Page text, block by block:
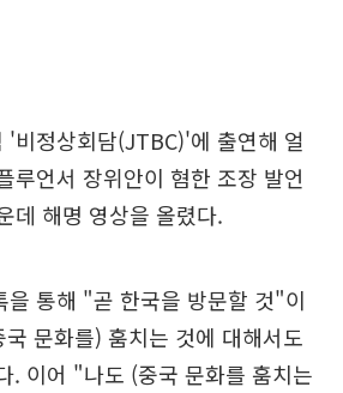
'비정상회담(JTBC)'에 출연해 얼
루언서 장위안이 혐한 조장 발언
데 해명 영상을 올렸다.
을 통해 "곧 한국을 방문할 것"이
문화를) 훔치는 것에 대해서도
. 이어 "나도 (중국 문화를 훔치는